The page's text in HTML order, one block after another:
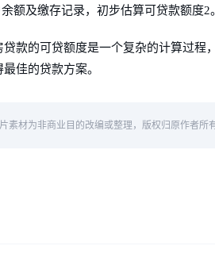
额及缴存记录，初步估算可贷款额度2。
款的可贷额度是一个复杂的计算过
佳的贷款方案。
素材为非商业目的改编或整理，版权归原作者所